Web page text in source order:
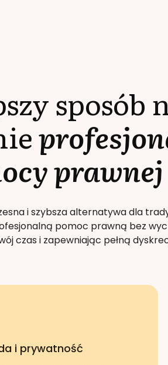
sposób
prawnej
i szybsza alternatywa dla
pomoc prawną bez
czas i zapewniając pełną
i prywatność